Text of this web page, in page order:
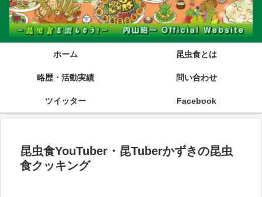
ホーム 昆虫食とは
略歴・活動実績 問い合わせ
ツイッター Facebook
昆虫食YouTuber・昆Tuberかずきの昆虫
食クッキング